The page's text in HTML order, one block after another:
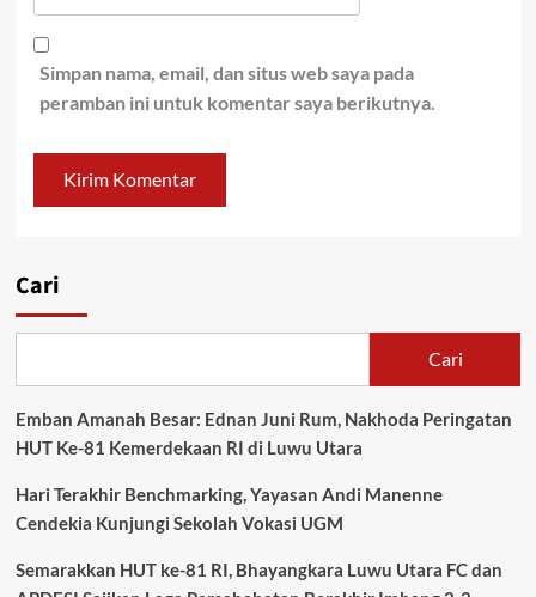
Simpan nama, email, dan situs web saya pada
peramban ini untuk komentar saya berikutnya.
Cari
Cari
Emban Amanah Besar: Ednan Juni Rum, Nakhoda Peringatan
HUT Ke-81 Kemerdekaan RI di Luwu Utara
Hari Terakhir Benchmarking, Yayasan Andi Manenne
Cendekia Kunjungi Sekolah Vokasi UGM
Semarakkan HUT ke-81 RI, Bhayangkara Luwu Utara FC dan